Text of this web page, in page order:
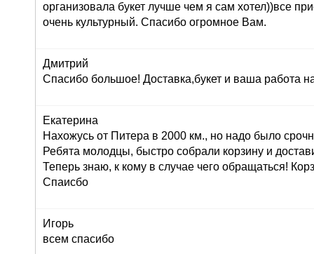
организовала букет лучше чем я сам хотел))все
очень культурный. Спасибо огромное Вам.
Дмитрий
Спасибо большое! Доставка,букет и ваша работа
Екатерина
Нахожусь от Питера в 2000 км., но надо было
Ребята молодцы, быстро собрали корзину и
Теперь знаю, к кому в случае чего обращаться!
Спаисбо
Игорь
всем спасибо